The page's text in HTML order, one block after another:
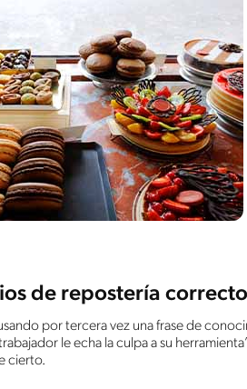
de repostería
por tercera vez una frase de
le echa la culpa a su
cierto.